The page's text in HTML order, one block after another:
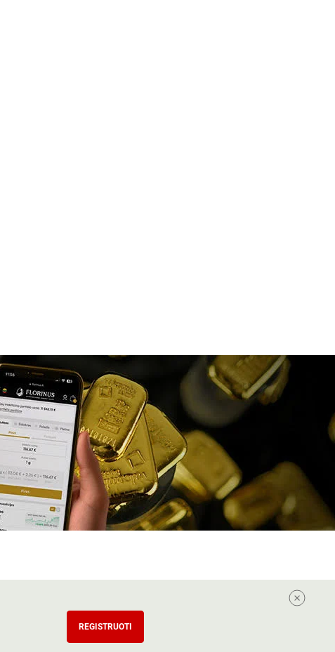
REGISTRUOTI